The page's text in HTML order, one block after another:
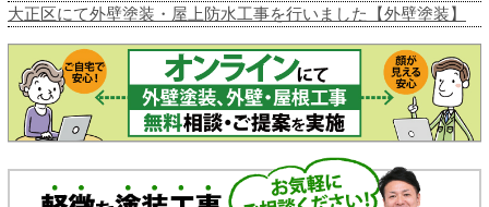
大正区にて外壁塗装・屋上防水工事を行いました【外壁塗装】